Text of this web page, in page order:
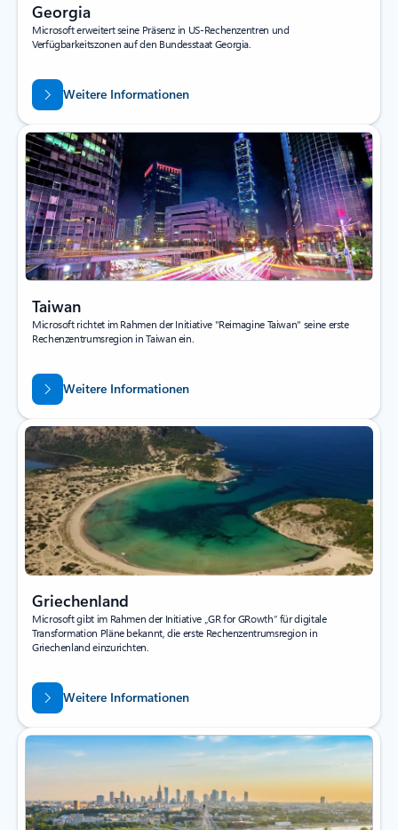
Georgia
Microsoft erweitert seine Präsenz in US-Rechenzentren und
Verfügbarkeitszonen auf den Bundesstaat Georgia.
Weitere Informationen
Taiwan
Microsoft richtet im Rahmen der Initiative "Reimagine Taiwan" seine erste
Rechenzentrumsregion in Taiwan ein.
Weitere Informationen
Griechenland
Microsoft gibt im Rahmen der Initiative „GR for GRowth“ für digitale
Transformation Pläne bekannt, die erste Rechenzentrumsregion in
Griechenland einzurichten.
Weitere Informationen